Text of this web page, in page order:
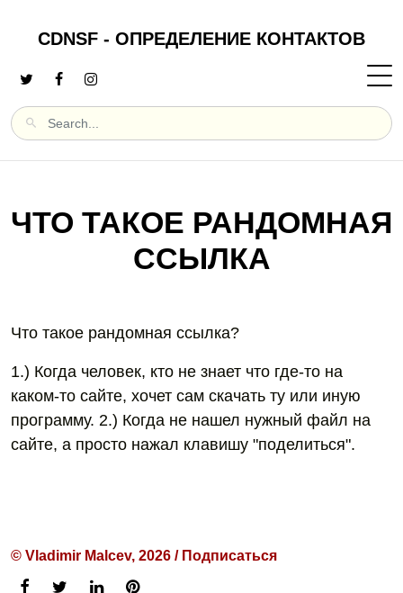
CDNSF - ОПРЕДЕЛЕНИЕ КОНТАКТОВ
ЧТО ТАКОЕ РАНДОМНАЯ
ССЫЛКА
Что такое рандомная ссылка?
1.) Когда человек, кто не знает что где-то на
каком-то сайте, хочет сам скачать ту или иную
программу. 2.) Когда не нашел нужный файл на
сайте, а просто нажал клавишу "поделиться".
© Vladimir Malcev, 2026 / Подписаться